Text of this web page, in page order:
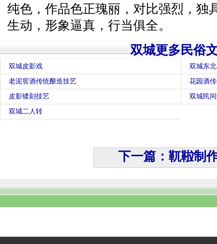
纯色，作品色正瑰丽，对比强烈，独
生动，形象逼真，行当俱全。
双城更多民俗
双城皮影戏 双城东
老泥窖酒传统酿造技艺 花园酒
皮影镂刻技艺 双城民
双城二人转
下一篇：靰鞡制